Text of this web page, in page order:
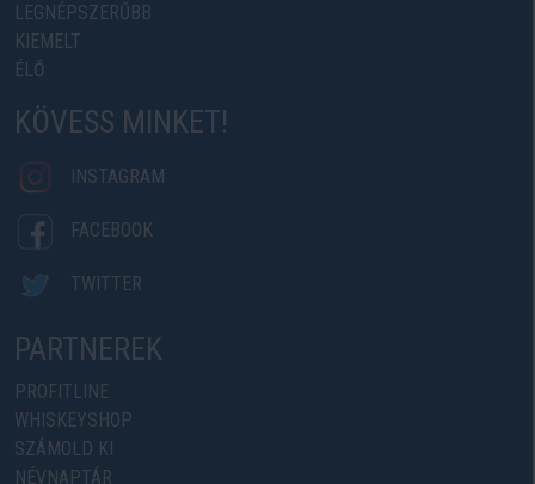
LEGNÉPSZERŰBB
KIEMELT
ÉLŐ
KÖVESS MINKET!
INSTAGRAM
FACEBOOK
TWITTER
PARTNEREK
PROFITLINE
WHISKEYSHOP
SZÁMOLD KI
NÉVNAPTÁR